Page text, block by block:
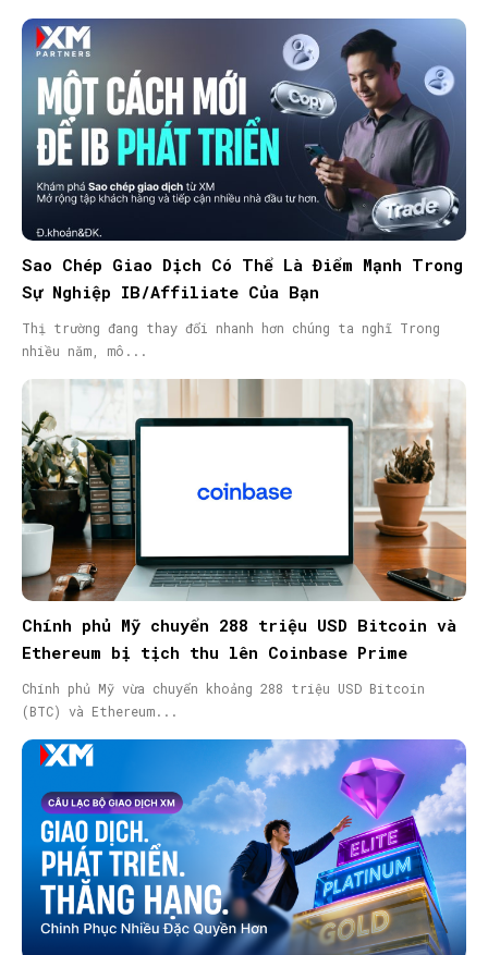
Sao Chép Giao Dịch Có Thể Là Điểm Mạnh Trong
Sự Nghiệp IB/Affiliate Của Bạn
Thị trường đang thay đổi nhanh hơn chúng ta nghĩ Trong
nhiều năm, mô...
Chính phủ Mỹ chuyển 288 triệu USD Bitcoin và
Ethereum bị tịch thu lên Coinbase Prime
Chính phủ Mỹ vừa chuyển khoảng 288 triệu USD Bitcoin
(BTC) và Ethereum...